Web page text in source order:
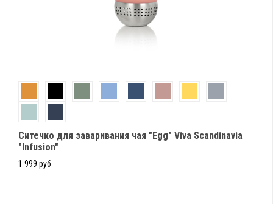
Cитечко для заваривания чая "Egg" Viva Scandinavia
"Infusion"
1 999 руб